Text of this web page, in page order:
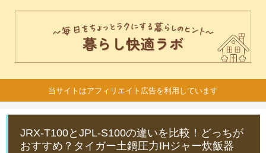
当サイトはアフィリエイト広告を利用しています
JRX-T100とJPL-S100の違いを比較！どっちが
おすすめ？タイガー土鍋圧力IHジャー炊飯器